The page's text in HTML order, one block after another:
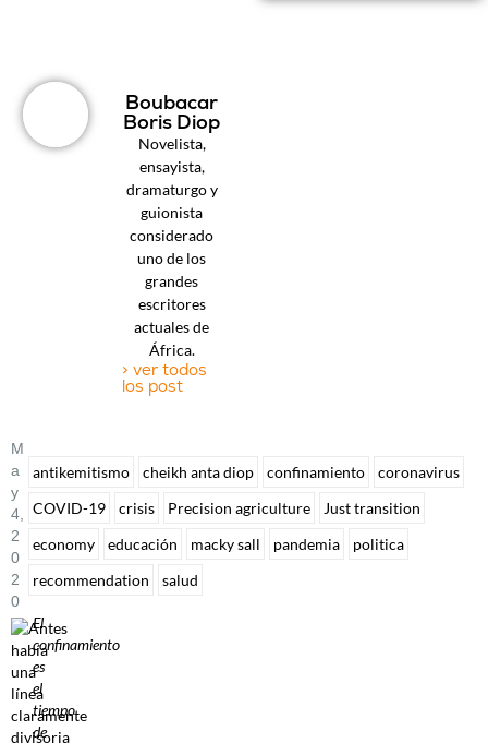
Boubacar
Boris Diop
Novelista,
ensayista,
dramaturgo y
guionista
considerado
uno de los
grandes
escritores
actuales de
África.
> ver todos
los post
M
A
Y
4,
2
0
2
0
El
confinamiento
es
el
tiempo
de
antikemitismo cheikh anta diop confinamiento
coronavirus
COVID-19
crisis Precision agriculture
Just transition
economy
educación macky sall pandemia
politica
recommendation
salud